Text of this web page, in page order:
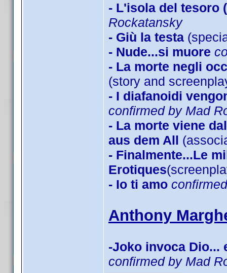
- L'isola del tesoro
Rockatansky
- Giù la testa
- Nude...si muore
- La morte negli
(story and
- I diafanoidi
confirmed by Mad
- La morte viene
aus dem All
- Finalmente...Le
Erotiques
- Io ti amo
Anthony
-Joko invoca
confirmed by Mad